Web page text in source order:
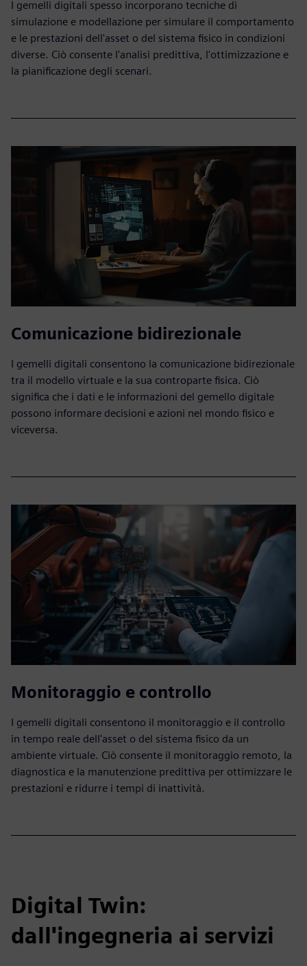
I gemelli digitali spesso incorporano tecniche di
simulazione e modellazione per simulare il comportamento
e le prestazioni dell'asset o del sistema fisico in condizioni
diverse. Ciò consente l'analisi predittiva, l'ottimizzazione e
la pianificazione degli scenari.
Comunicazione bidirezionale
I gemelli digitali consentono la comunicazione bidirezionale
tra il modello virtuale e la sua controparte fisica. Ciò
significa che i dati e le informazioni del gemello digitale
possono informare decisioni e azioni nel mondo fisico e
viceversa.
Monitoraggio e controllo
I gemelli digitali consentono il monitoraggio e il controllo
in tempo reale dell'asset o del sistema fisico da un
ambiente virtuale. Ciò consente il monitoraggio remoto, la
diagnostica e la manutenzione predittiva per ottimizzare le
prestazioni e ridurre i tempi di inattività.
Digital Twin:
dall'ingegneria ai servizi